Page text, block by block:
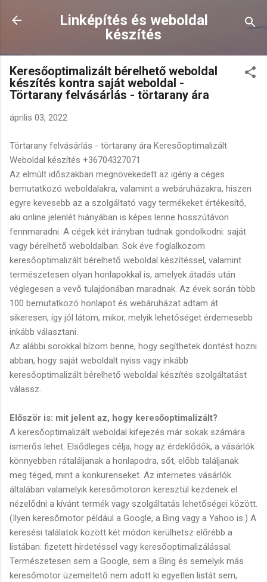
Ugrás a fő tartalomra
Linképítés és weboldal
készítés
Keresőoptimalizált bérelhető weboldal
készítés kontra saját weboldal -
Törtarany felvásárlás - törtarany ára
április 03, 2022
Törtarany felvásárlás - törtarany ára Keresőoptimalizált
Weboldal készítés +36704327071
Az elmúlt időszakban megnövekedett az igény a céges
bemutatkozó weboldalakra, valamint a webáruházakra, hiszen
egyre kevesebb az a szolgáltató vagy termékeket értékesítő,
aki online jelenlét hiányában is képes lenne hosszútávon
fennmaradni. A cégek két irányban tudnak gondolkodni: saját
vagy bérelhető weboldalban. Sok éve foglalkozom
keresőoptimalizált bérelhető weboldal készítéssel, valamint
természetesen olyan honlapokkal is, amelyek átadás után
véglegesen a vevő tulajdonában maradnak. Az évek során több
100 bemutatkozó honlapot és webáruházat adtam át
sikeresen, így jól látom, mikor, melyik lehetőséget érdemesebb
inkább választani.
Az alábbi sorokkal bízom benne, hogy segíthetek döntést hozni
abban, hogy saját weboldalt nyiss vagy inkább
keresőoptimalizált bérelhető weboldal készítés szolgáltatást
válassz.
Először is: mit jelent az, hogy keresőoptimalizált?
A keresőoptimalizált weboldal kifejezés már sokak számára
ismerős lehet. Elsődleges célja, hogy az érdeklődők, a vásárlók
könnyebben rátaláljanak a honlapodra, sőt, előbb találjanak
meg téged, mint a konkurenseket. Az internetes vásárlók
általában valamelyik keresőmotoron keresztül kezdenek el
nézelődni a kívánt termék vagy szolgáltatás lehetőségei között.
(Ilyen keresőmotor például a Google, a Bing vagy a Yahoo is.) A
keresési találatok között két módon kerülhetsz előrébb a
listában: fizetett hirdetéssel vagy keresőoptimalizálással.
Természetesen sem a Google, sem a Bing és semelyik más
keresőmotor üzemeltető nem adott ki egyetlen listát sem,